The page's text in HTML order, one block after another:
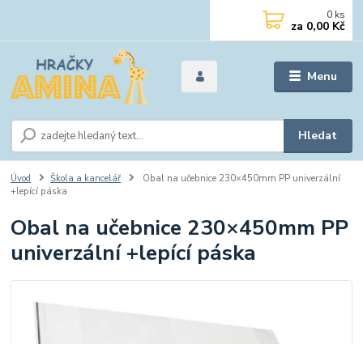
Menu
Hledat
0 ks
za 0,00 Kč
Úvod Škola a kancelář
Obal na učebnice 230×450mm PP univerzální
+lepící páska
Obal na učebnice 230×450mm PP
univerzální +lepící páska